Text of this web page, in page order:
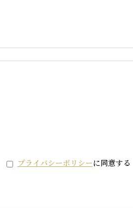
プライバシーポリシーに同意する